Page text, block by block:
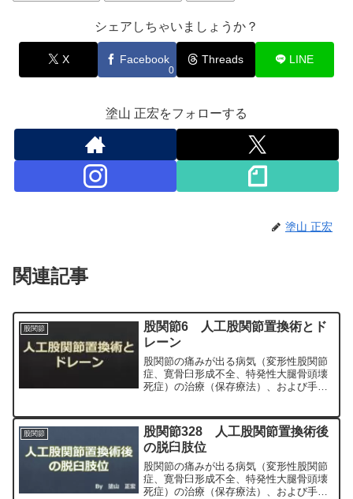
シェアしちゃいましょうか？
X Facebook
0
Threads LINE
塗山 正宏をフォローする
塗山 正宏
関連記事
股関節
股関節6 人工股関節置換術とド
レーン
股関節の痛みが出る病気（変形性股関節
症、寛骨臼形成不全、特発性大腿骨頭壊
死症）の治療（保存療法）、および手術
科専門医（人工関節手術を専門）の塗山
正宏が色々と説明します。
股関節
股関節328 人工股関節置換術後
の脱臼肢位
股関節の痛みが出る病気（変形性股関節
症、寛骨臼形成不全、特発性大腿骨頭壊
死症）の治療（保存療法）、および手術